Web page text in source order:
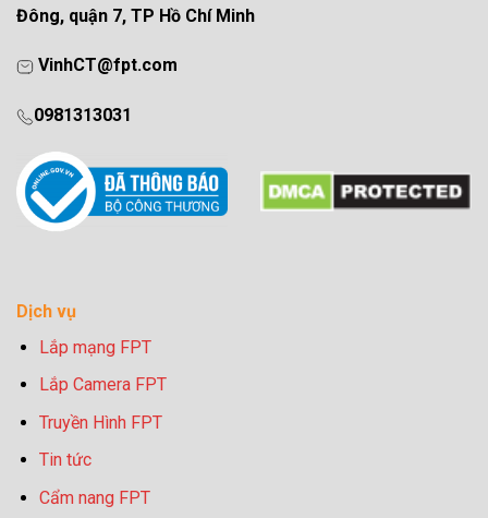
Đông, quận 7, TP Hồ Chí Minh
VinhCT@fpt.com
0981313031
Dịch vụ
Lắp mạng FPT
Lắp Camera FPT
Truyền Hình FPT
Tin tức
Cẩm nang FPT